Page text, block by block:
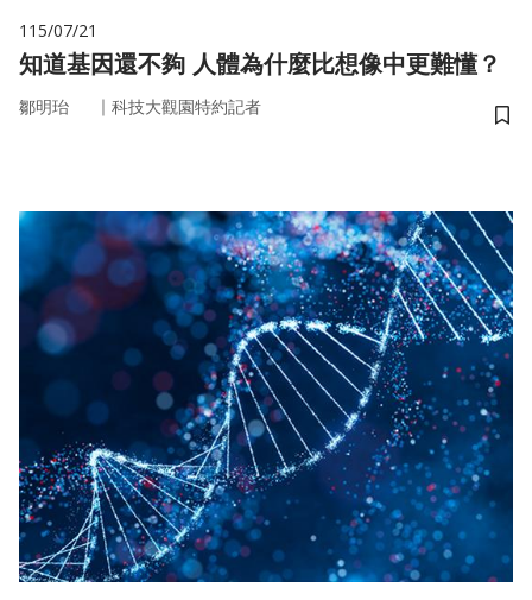
115/07/21
知道基因還不夠 人體為什麼比想像中更難懂？
鄒明珆 ｜ 科技大觀園特約記者
儲